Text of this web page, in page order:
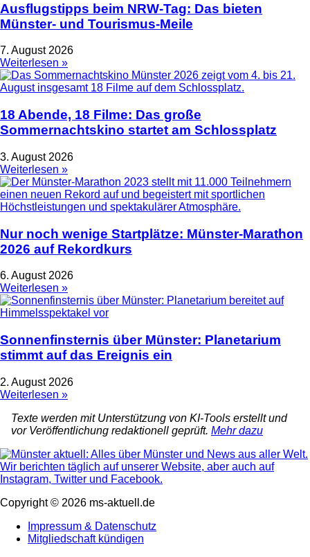
Ausflugstipps beim NRW-Tag: Das bieten
Münster- und Tourismus-Meile
7. August 2026
Weiterlesen »
18 Abende, 18 Filme: Das große
Sommernachtskino startet am Schlossplatz
3. August 2026
Weiterlesen »
Nur noch wenige Startplätze: Münster-Marathon
2026 auf Rekordkurs
6. August 2026
Weiterlesen »
Sonnenfinsternis über Münster: Planetarium
stimmt auf das Ereignis ein
2. August 2026
Weiterlesen »
Texte werden mit Unterstützung von KI-Tools erstellt und
vor Veröffentlichung redaktionell geprüft. Mehr dazu
Copyright © 2026 ms-aktuell.de
Impressum & Datenschutz
Mitgliedschaft kündigen